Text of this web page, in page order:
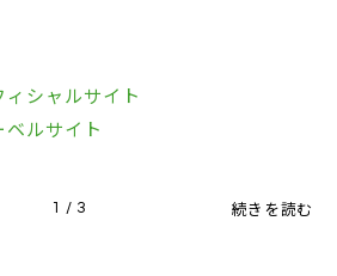
シャルサイト
ルサイト
1 / 3 続きを読む